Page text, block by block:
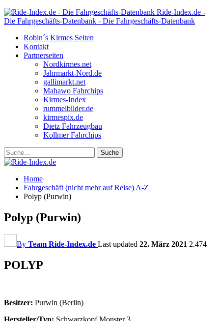
Ride-Index.de -
Die Fahrgeschäfts-Datenbank - Die Fahrgeschäfts-Datenbank
Robin´s Kirmes Seiten
Kontakt
Partnerseiten
Nordkirmes.net
Jahrmarkt-Nord.de
gallimarkt.net
Mahawo Fahrchips
Kirmes-Index
rummelbilder.de
kirmespix.de
Dietz Fahrzeugbau
Kollmer Fahrchips
Home
Fahrgeschäft (nicht mehr auf Reise) A-Z
Polyp (Purwin)
Polyp (Purwin)
By Team Ride-Index.de Last updated 22. März 2021 2.474
POLYP
Besitzer: Purwin (Berlin)
Hersteller/Typ: Schwarzkopf Monster 3